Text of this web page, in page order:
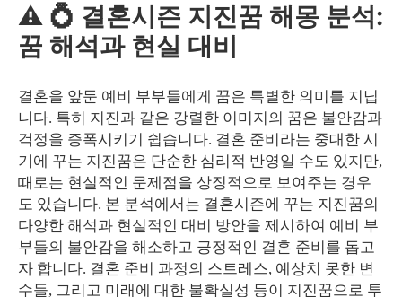
⚠️ 💍 결혼시즌 지진꿈 해몽 분석:
꿈 해석과 현실 대비
결혼을 앞둔 예비 부부들에게 꿈은 특별한 의미를 지닙
니다. 특히 지진과 같은 강렬한 이미지의 꿈은 불안감과
걱정을 증폭시키기 쉽습니다. 결혼 준비라는 중대한 시
기에 꾸는 지진꿈은 단순한 심리적 반영일 수도 있지만,
때로는 현실적인 문제점을 상징적으로 보여주는 경우
도 있습니다. 본 분석에서는 결혼시즌에 꾸는 지진꿈의
다양한 해석과 현실적인 대비 방안을 제시하여 예비 부
부들의 불안감을 해소하고 긍정적인 결혼 준비를 돕고
자 합니다. 결혼 준비 과정의 스트레스, 예상치 못한 변
수들, 그리고 미래에 대한 불확실성 등이 지진꿈으로 투